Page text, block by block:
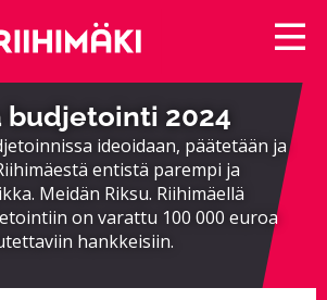
budjetointi 2024
ideoidaan, päätetään ja
entistä parempi ja
Meidän Riksu. Riihimäellä
on varattu 100 000 euroa
hankkeisiin.